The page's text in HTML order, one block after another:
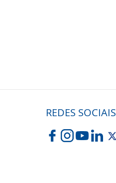
REDES SOCIAIS